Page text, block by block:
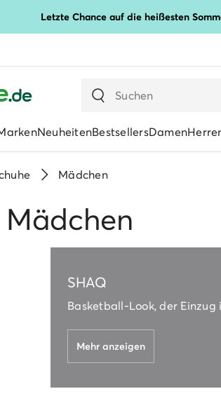
Letzte Chance auf die heißesten
NeuheitenBestsellersDamen
Mädchen
SHAQ
Basketball-Look, der
Mehr anzeigen